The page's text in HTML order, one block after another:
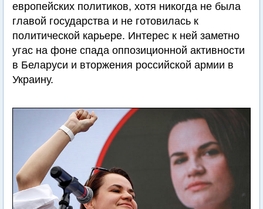
европейских политиков, хотя никогда не была
главой государства и не готовилась к
политической карьере. Интерес к ней заметно
угас на фоне спада оппозиционной активности
в Беларуси и вторжения российской армии в
Украину.